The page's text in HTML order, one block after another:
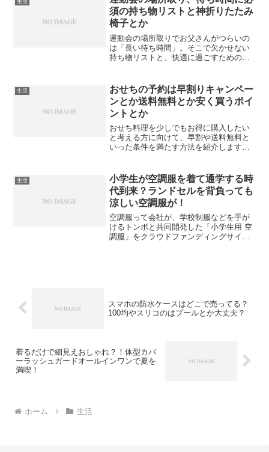
須の持ち物リストと神折りたたみ
椅子とか
運動会の場所取りでお父さんがつらいの
は「長い待ち時間」。そこで欠かせない
持ち物リストと、快適に過ごすための神
秘訣です
生活
おせちの予約は早割りキャンペー
ンとか送料無料とか安く買うポイ
ントとか
おせち料理を少しでもお得に購入したい
と考える方に向けて、早割や送料無料と
いった条件を満たす方法を紹介します。
択肢が広がる可能性があります。
生活
小学生が空調服を着て通学する時
代到来？ランドセルを背負っても
涼しい空調服が！
空調服って会社が、学校制服などを手が
けるトンボと共同開発した「小学生用 空
調服」をクラウドファンディングサイト
スマホの防水ケースはどこで売ってる？
100均やスリコのはプールとか大丈夫？
着るだけで細見えおしゃれ？！体型カバ
ーラッシュガードオールインワンで夏を
満喫！
ホーム 生活